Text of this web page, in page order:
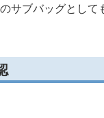
サブバッグとして